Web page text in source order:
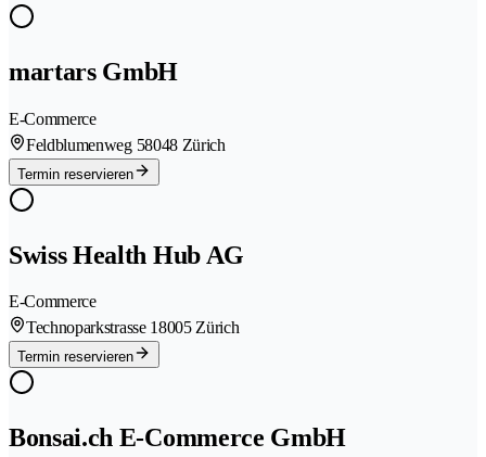
martars GmbH
E-Commerce
Feldblumenweg 58048 Zürich
Termin reservieren
Swiss Health Hub AG
E-Commerce
Technoparkstrasse 18005 Zürich
Termin reservieren
Bonsai.ch E-Commerce GmbH